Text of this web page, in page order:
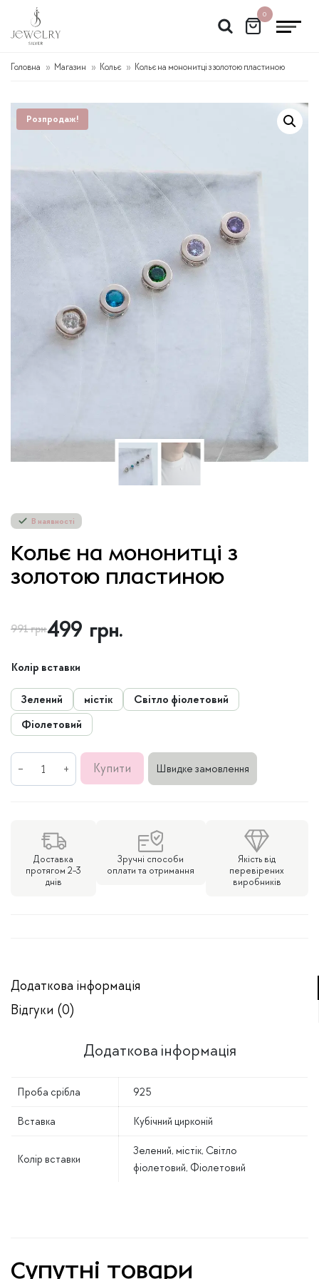
Перейти
вмісту
0
Головна Магазин Кольє Кольє на мононитці з золотою пластиною
Розпродаж!
В наявності
Кольє на мононитці з
золотою пластиною
991грн.
Оригінальна
ціна:
991
грн..
499 грн.
Поточна
ціна:
499
грн..
Колір вставки
Зелений містік
Світло фіолетовий
Фіолетовий
золотою
пластиною
кількість
Купити Швидке замовлення
Доставка
протягом 2-3
днів
Зручні способи
оплати та отримання
Якість від
перевірених
виробників
Додаткова інформація
Відгуки (0)
Додаткова інформація
Проба срібла 925
Вставка Кубічний цирконій
Колір вставки
Зелений, містік, Світло
фіолетовий, Фіолетовий
Супутні товари